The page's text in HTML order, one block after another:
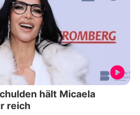
hält Micaela
reich